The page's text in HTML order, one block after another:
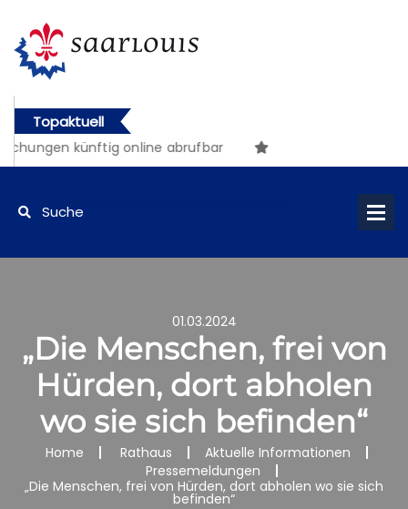
Topaktuell
künftig online abrufbar
01.03.2024
„Die Menschen, frei von
Hürden, dort abholen
wo sie sich befinden“
Home Rathaus
Aktuelle Informationen
Pressemeldungen
„Die Menschen, frei von Hürden, dort abholen wo sie sich
befinden“